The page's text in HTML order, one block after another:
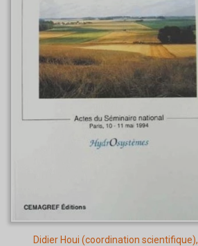
Didier Houi (coordination scientifique),